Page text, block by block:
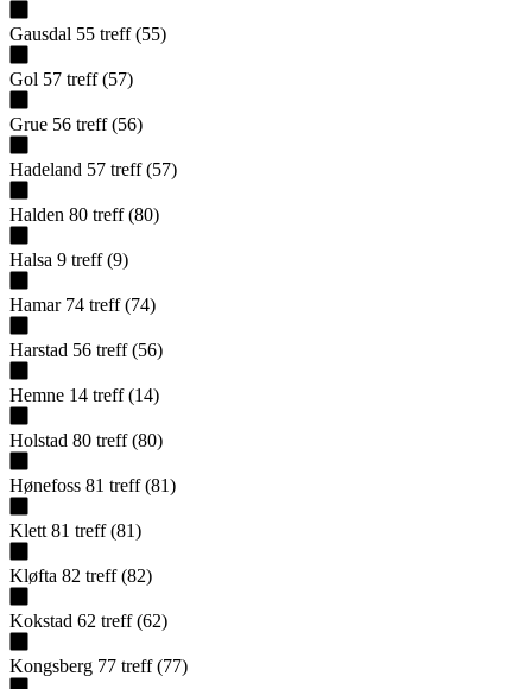
Gausdal 55 treff (55)
Gol 57 treff (57)
Grue 56 treff (56)
Hadeland 57 treff (57)
Halden 80 treff (80)
Halsa 9 treff (9)
Hamar 74 treff (74)
Harstad 56 treff (56)
Hemne 14 treff (14)
Holstad 80 treff (80)
Hønefoss 81 treff (81)
Klett 81 treff (81)
Kløfta 82 treff (82)
Kokstad 62 treff (62)
Kongsberg 77 treff (77)